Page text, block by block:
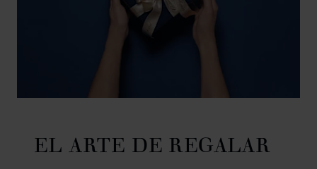
EL ARTE DE REGALAR